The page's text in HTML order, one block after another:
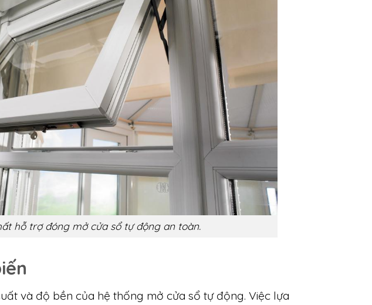
hỗ trợ đóng mở cửa sổ tự động an toàn.
và độ bền của hệ thống mở cửa sổ tự động. Việc lựa